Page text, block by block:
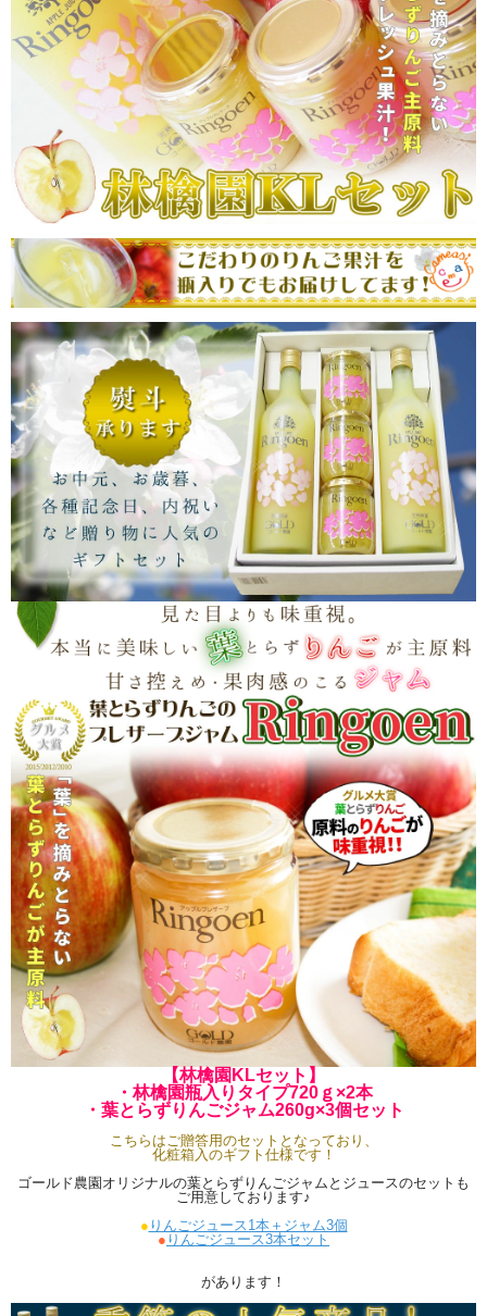
【林檎園KLセット】
・林檎園瓶入りタイプ720ｇ×2本
・葉とらずりんごジャム260g×3個セット
こちらはご贈答用のセットとなっており、
化粧箱入のギフト仕様です！
ゴールド農園オリジナルの葉とらずりんごジャムとジュースのセットも
ご用意しております♪
● りんごジュース1本＋ジャム3個
● りんごジュース3本セット
があります！